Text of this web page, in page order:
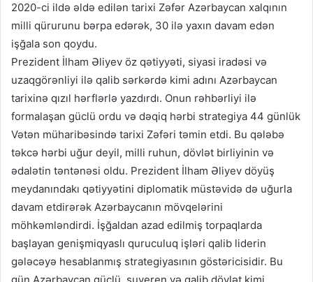
2020-ci ildə əldə edilən tarixi Zəfər Azərbaycan xalqının
milli qürurunu bərpa edərək, 30 ilə yaxın davam edən
işğala son qoydu.
Prezident İlham Əliyev öz qətiyyəti, siyasi iradəsi və
uzaqgörənliyi ilə qalib sərkərdə kimi adını Azərbaycan
tarixinə qızıl hərflərlə yazdırdı. Onun rəhbərliyi ilə
formalaşan güclü ordu və dəqiq hərbi strategiya 44 günlük
Vətən müharibəsində tarixi Zəfəri təmin etdi. Bu qələbə
təkcə hərbi uğur deyil, milli ruhun, dövlət birliyinin və
ədalətin təntənəsi oldu. Prezident İlham Əliyev döyüş
meydanındakı qətiyyətini diplomatik müstəvidə də uğurla
davam etdirərək Azərbaycanın mövqelərini
möhkəmləndirdi. İşğaldan azad edilmiş torpaqlarda
başlayan genişmiqyaslı quruculuq işləri qalib liderin
gələcəyə hesablanmış strategiyasının göstəricisidir. Bu